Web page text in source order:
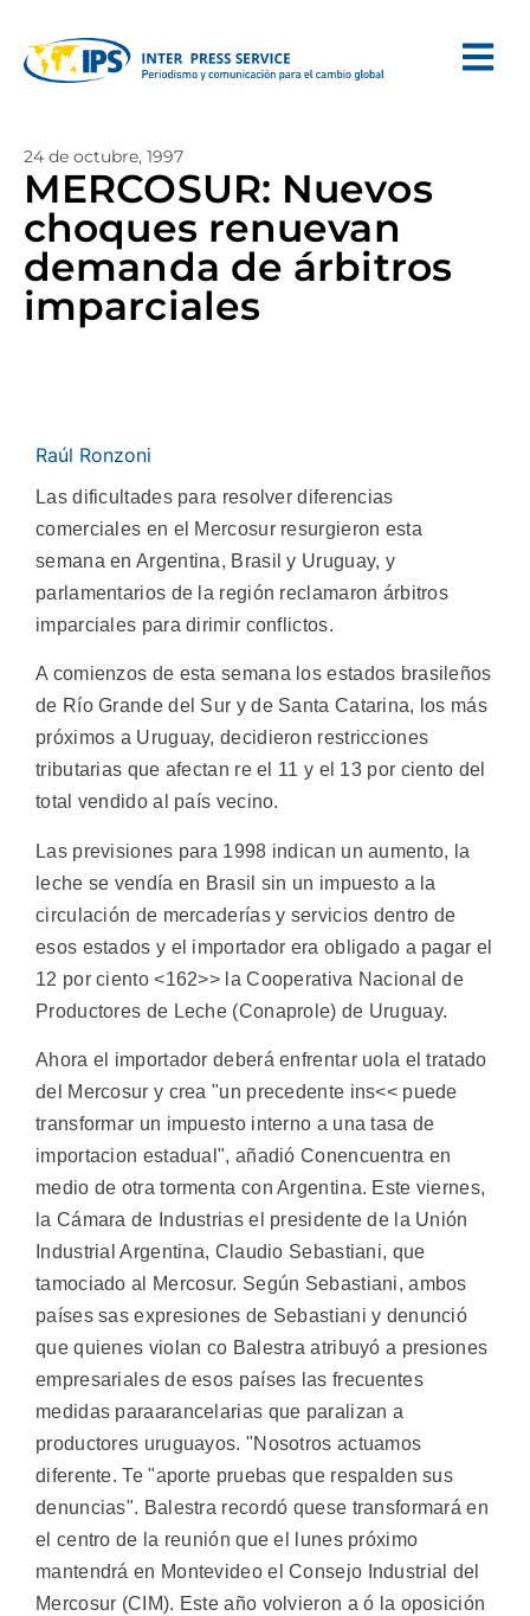
24 de octubre, 1997
MERCOSUR: Nuevos
choques renuevan
demanda de árbitros
imparciales
Raúl Ronzoni
Las dificultades para resolver diferencias
comerciales en el Mercosur resurgieron esta
semana en Argentina, Brasil y Uruguay, y
parlamentarios de la región reclamaron árbitros
imparciales para dirimir conflictos.
A comienzos de esta semana los estados brasileños
de Río Grande del Sur y de Santa Catarina, los más
próximos a Uruguay, decidieron restricciones
tributarias que afectan re el 11 y el 13 por ciento del
total vendido al país vecino.
Las previsiones para 1998 indican un aumento, la
leche se vendía en Brasil sin un impuesto a la
circulación de mercaderías y servicios dentro de
esos estados y el importador era obligado a pagar el
12 por ciento <162>> la Cooperativa Nacional de
Productores de Leche (Conaprole) de Uruguay.
Ahora el importador deberá enfrentar uola el tratado
del Mercosur y crea "un precedente ins<< puede
transformar un impuesto interno a una tasa de
importacion estadual", añadió Conencuentra en
medio de otra tormenta con Argentina. Este viernes,
la Cámara de Industrias el presidente de la Unión
Industrial Argentina, Claudio Sebastiani, que
tamociado al Mercosur. Según Sebastiani, ambos
países sas expresiones de Sebastiani y denunció
que quienes violan co Balestra atribuyó a presiones
empresariales de esos países las frecuentes
medidas paraarancelarias que paralizan a
productores uruguayos. "Nosotros actuamos
diferente. Te "aporte pruebas que respalden sus
denuncias". Balestra recordó quese transformará en
el centro de la reunión que el lunes próximo
mantendrá en Montevideo el Consejo Industrial del
Mercosur (CIM). Este año volvieron a ó la oposición